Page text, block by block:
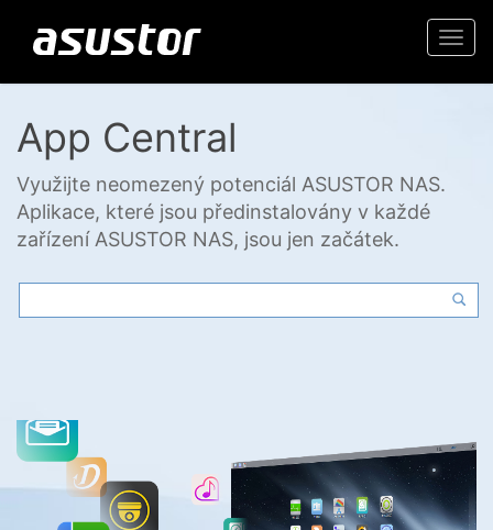
App Central
Využijte neomezený potenciál ASUSTOR NAS.
Aplikace, které jsou předinstalovány v každé
zařízení ASUSTOR NAS, jsou jen začátek.